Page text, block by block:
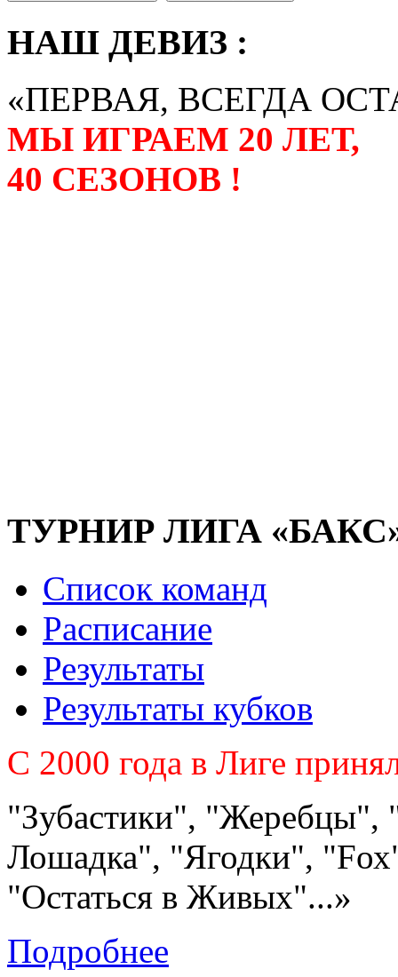
НАШ ДЕВИЗ :
«ПЕРВАЯ, ВСЕГДА
МЫ ИГРАЕМ 20 ЛЕТ,
40 СЕЗОНОВ !
ТУРНИР ЛИГА
Список команд
Расписание
Результаты
Результаты кубков
C 2000 года в Лиге
"Зубастики", "Жеребцы",
Лошадка", "Ягодки",
"Остаться в Живых"...»
Подробнее